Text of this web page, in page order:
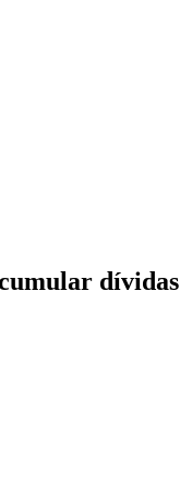
dívidas